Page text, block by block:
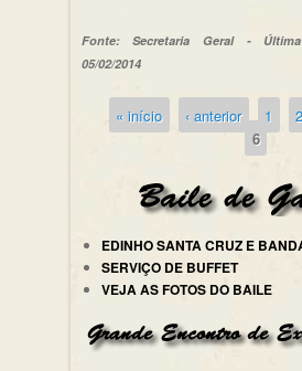
Fonte: Secretaria Geral -
05/02/2014
Páginas
« início ‹ anterior 1 2
6
EDINHO SANTA CRUZ E
SERVIÇO DE BUFFET
VEJA AS FOTOS DO BAILE